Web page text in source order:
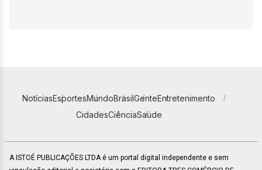
NotíciasEsportesMundoBrasilGenteEntretenimento
CidadesCiênciaSaúde
A ISTOÉ PUBLICAÇÕES LTDA é um portal digital independente e sem